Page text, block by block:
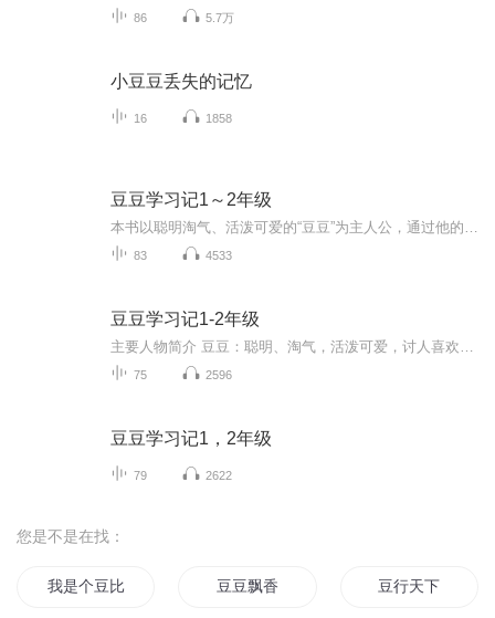
86 5.7万
小豆豆丢失的记忆
16 1858
豆豆学习记1～2年级
83 4533
豆豆学习记1-2年级
75 2596
豆豆学习记1，2年级
79 2622
您是不是在找：
我是个豆比 豆豆飘香 豆行天下